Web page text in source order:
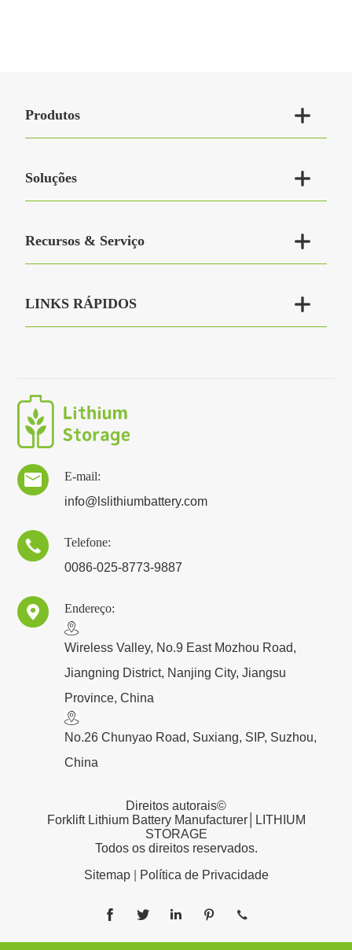
Produtos 
Soluções 
Recursos & Serviço 
LINKS RÁPIDOS 

E-mail:
info@lslithiumbattery.com

Telefone:
0086-025-8773-9887
 Endereço:
​Wireless Valley, No.9 East Mozhou Road,
Jiangning District, Nanjing City, Jiangsu
Province, China
No.26 Chunyao Road, Suxiang, SIP, Suzhou,
China
Direitos autorais©
Forklift Lithium Battery Manufacturer│LITHIUM
STORAGE
Todos os direitos reservados.
Sitemap| Política de Privacidade
    